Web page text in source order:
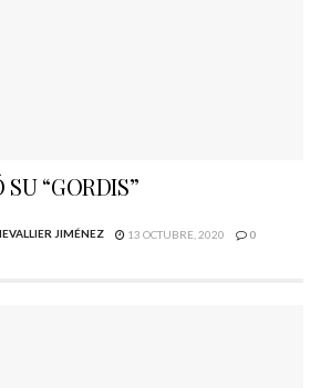
SU “GORDIS”
JIMÉNEZ 13 OCTUBRE, 2020 0